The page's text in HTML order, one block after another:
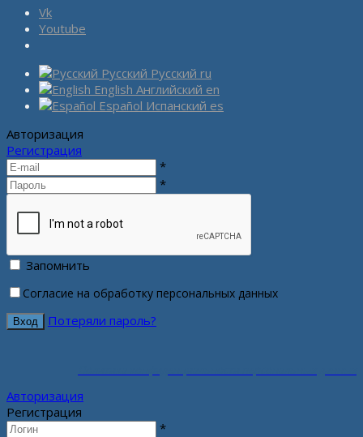
Vk
Youtube
Русский Русский ru
English Английский en
Español Испанский es
Авторизация
Регистрация
*
*
Запомнить
Согласие на обработку персональных данных
Потеряли пароль?
Авторизация
Регистрация
*